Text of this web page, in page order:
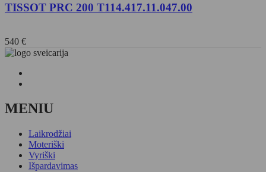
TISSOT PRC 200 T114.417.11.047.00
540 €
MENIU
Laikrodžiai
Moteriški
Vyriški
Išpardavimas